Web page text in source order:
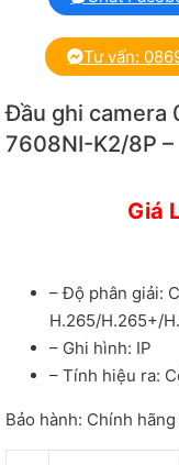
Tư vấn:
Đầu ghi camera
7608NI-K2/8P –
Giá
– Độ phân giải:
H.265/H.265+/
– Ghi hình: IP
– Tính hiệu ra:
Bảo hành: Chính